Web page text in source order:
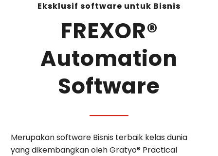
Eksklusif software untuk Bisnis
FREXOR®
Automation
Software
Merupakan software Bisnis terbaik kelas dunia
yang dikembangkan oleh Gratyo® Practical